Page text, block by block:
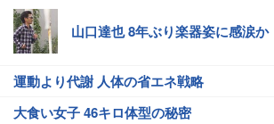
山口達也 8年ぶり楽器姿に感涙か
運動より代謝 人体の省エネ戦略
大食い女子 46キロ体型の秘密